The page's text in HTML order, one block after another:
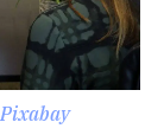
Pixabay